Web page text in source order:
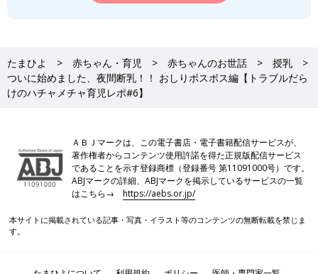
１日目終えての感想。
つ、つれぇ…。
起こされる回数は今までより少なかったのですが、寝かしつける
労力が今までの何倍も必要で１日目終わっただけなのにもうげっ
たまひよ 赤ちゃん・育児 赤ちゃんのお世話
授乳
ついに始めました、夜間断乳！！ おしりボスボス編【トラブルだら
けのハチャメチャ育児レポ#6】
ＡＢＪマークは、この電子書店・電子書籍配信サービスが、
著作権者からコンテンツ使用許諾を得た正規版配信サービス
であることを示す登録商標（登録番号 第11091000号）です。
ABJマークの詳細、ABJマークを掲示しているサービスの一覧
はこちら→https://aebs.or.jp/
本サイトに掲載されている記事・写真・イラスト等のコンテンツの無断転載を禁じま
す。